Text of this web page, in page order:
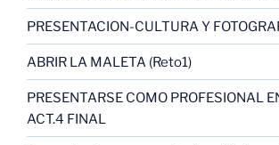
PRESENTACION-CULTURA Y
ABRIR LA MALETA (Reto1)
PRESENTARSE COMO PROFESIONAL
ACT.4 FINAL